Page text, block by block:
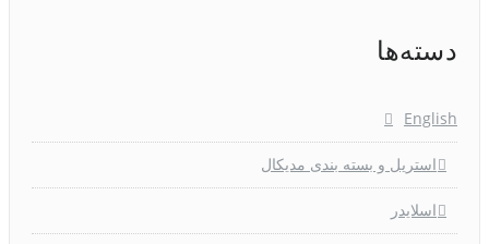
دسته‌ها
English
استریل و بسته بندی مدیکال
اسلایدر